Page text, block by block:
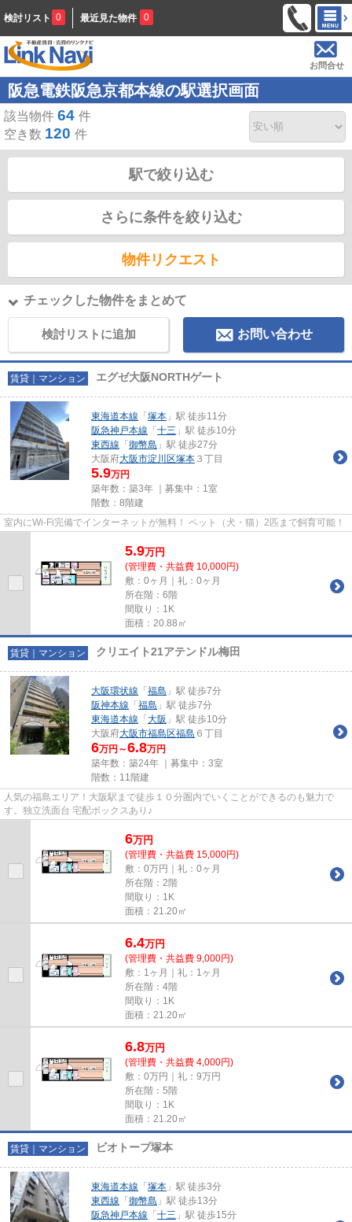
検討リスト 0 最近見た物件 0
お問合せ
阪急電鉄阪急京都本線の駅選択画面
該当物件 64 件
空き数 120 件
駅で絞り込む
さらに条件を絞り込む
物件リクエスト
チェックした物件をまとめて
検討リストに追加 お問い合わせ
賃貸｜マンション エグゼ大阪NORTHゲート
東海道本線 「 塚本 」駅 徒歩11分
阪急神戸本線 「 十三 」駅 徒歩10分
東西線 「 御幣島 」駅 徒歩27分
大阪府大阪市淀川区塚本 ３丁目
5.9万円
築年数：築3年 ｜募集中： 1室
階数：8階建
室内にWi-Fi完備でインターネットが無料！ ペット（犬・猫）2匹まで飼育可能！
5.9万円
(管理費・共益費 10,000円)
敷：0ヶ月｜礼：0ヶ月
所在階：6階
間取り：1K
面積：20.88㎡
賃貸｜マンション クリエイト21アテンドル梅田
大阪環状線 「 福島 」駅 徒歩7分
阪神本線 「 福島 」駅 徒歩7分
東海道本線 「 大阪 」駅 徒歩10分
大阪府大阪市福島区福島 ６丁目
6万円～6.8万円
築年数：築24年 ｜募集中： 3室
階数：11階建
人気の福島エリア！大阪駅まで徒歩１０分圏内でいくことができるのも魅力で
す。独立洗面台 宅配ボックスあり♪
6万円
(管理費・共益費 15,000円)
敷：0万円｜礼：0ヶ月
所在階：2階
間取り：1K
面積：21.20㎡
6.4万円
(管理費・共益費 9,000円)
敷：1ヶ月｜礼：1ヶ月
所在階：4階
間取り：1K
面積：21.20㎡
6.8万円
(管理費・共益費 4,000円)
敷：0万円｜礼：9万円
所在階：5階
間取り：1K
面積：21.20㎡
賃貸｜マンション ビオトープ塚本
東海道本線 「 塚本 」駅 徒歩3分
東西線 「 御幣島 」駅 徒歩13分
阪急神戸本線 「 十三 」駅 徒歩15分